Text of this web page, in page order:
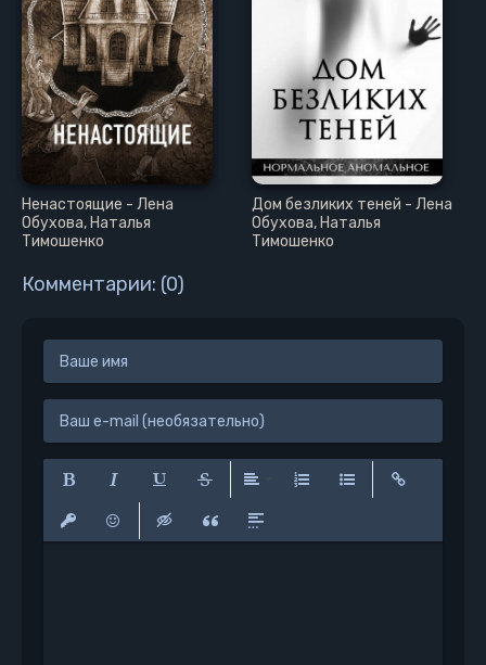
Ненастоящие - Лена
Обухова, Наталья
Тимошенко
Дом безликих теней - Лена
Обухова, Наталья
Тимошенко
Комментарии: (0)
Полужирный
Курсив Подчеркнутый